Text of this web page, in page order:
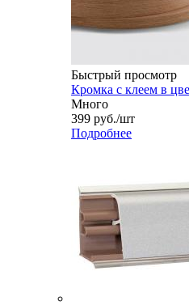
Быстрый просмотр
Кромка с клеем в
Много
399 руб./шт
Подробнее